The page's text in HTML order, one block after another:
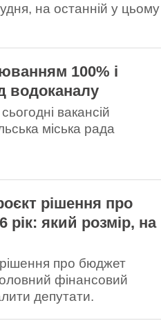
на останній у цьому
100% і
водоканалу
вакансій
міська рада
рішення про
який розмір, на
про бюджет
фінансовий
депутати.